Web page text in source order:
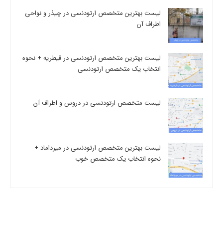
لیست بهترین متخصص ارتودنسی در چیذر و نواحی
اطراف آن
لیست بهترین متخصص ارتودنسی در قیطریه + نحوه
انتخاب یک متخصص ارتودنسی
لیست متخصص ارتودنسی در دروس و اطراف آن
لیست بهترین متخصص ارتودنسی در میرداماد +
نحوه انتخاب یک متخصص خوب